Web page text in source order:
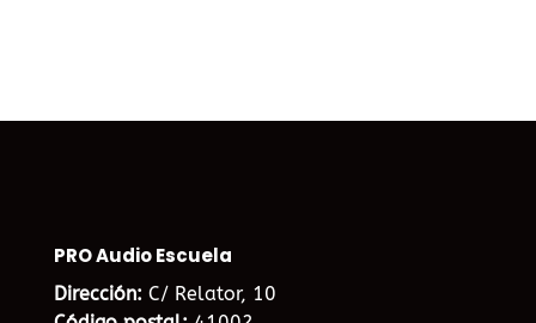
PRO Audio Escuela
Dirección: C/ Relator, 10